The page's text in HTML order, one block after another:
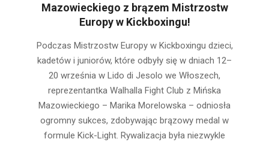
Mazowieckiego z brązem Mistrzostw
Europy w Kickboxingu!
10-
07
Podczas Mistrzostw Europy w Kickboxingu dzieci,
kadetów i juniorów, które odbyły się w dniach 12–
20 września w Lido di Jesolo we Włoszech,
reprezentantka Walhalla Fight Club z Mińska
Mazowieckiego – Marika Morelowska – odniosła
ogromny sukces, zdobywając brązowy medal w
formule Kick-Light. Rywalizacja była niezwykle